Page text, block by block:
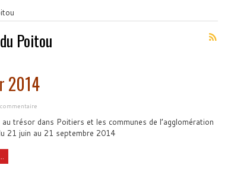
Poitou
2014
au trésor dans Poitiers et les communes de l’agglomération
21 juin au 21 septembre 2014